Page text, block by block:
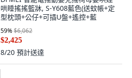
哄睡搖搖籃牀, S-Y608藍色(送蚊帳+定
型枕頭+公仔+可插U盤+遙控+藍
59%$6,062
$2,425
8/20 預計送達